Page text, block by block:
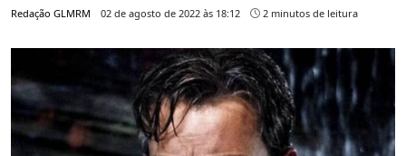
Redação GLMRM 02 de agosto de 2022 às 18:12 2 minutos de leitura